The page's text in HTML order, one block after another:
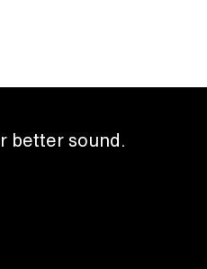
better sound.